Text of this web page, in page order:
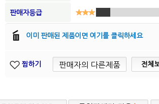
판매자등급
이미 판매된 제품이면 여기를 클릭하세요
찜하기 전체